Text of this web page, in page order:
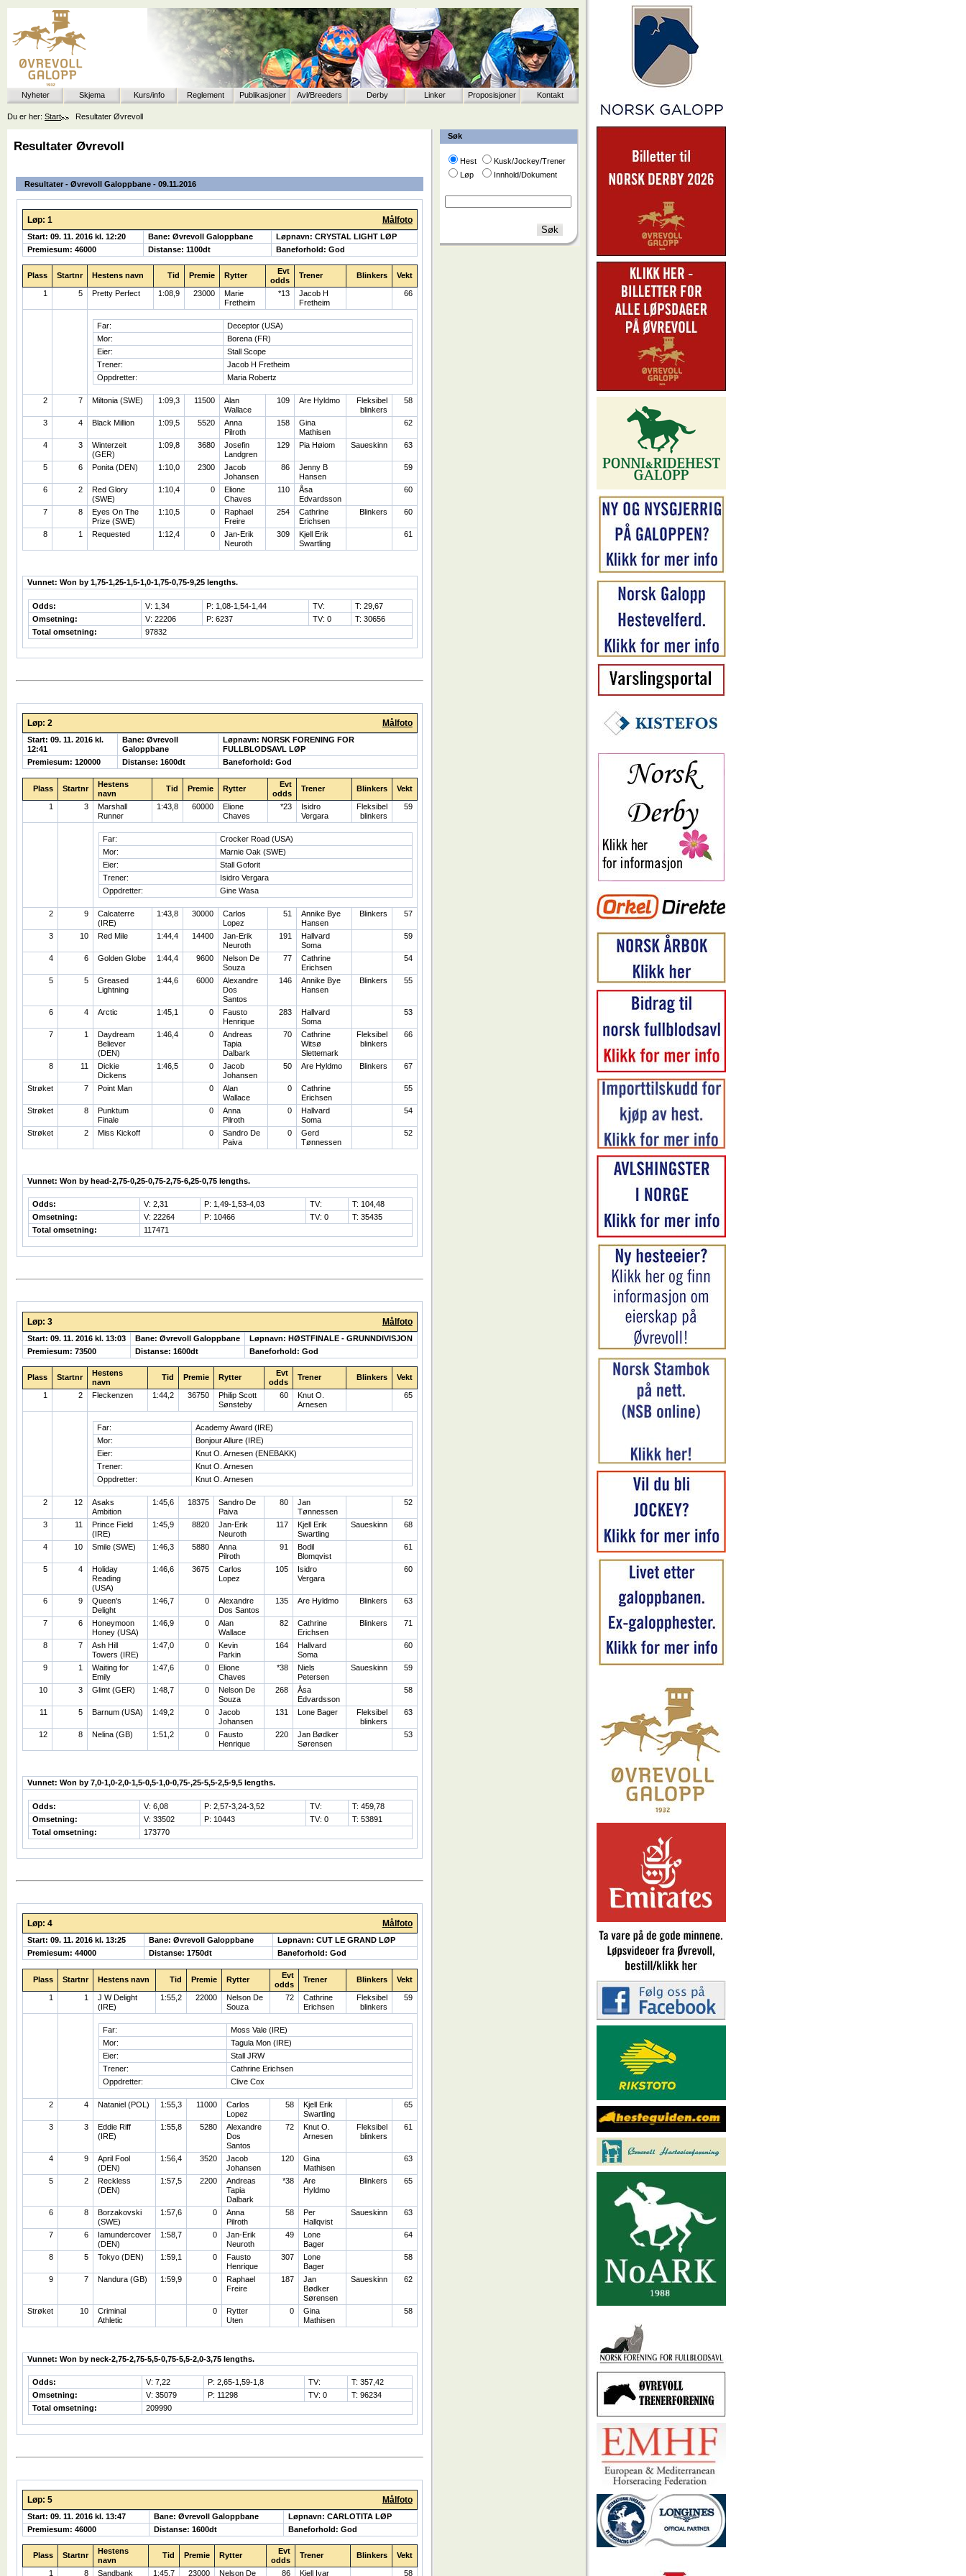
Nyheter Skjema Kurs/info Reglement Publikasjoner Avl/Breeders Derby Linker Proposisjoner Kontakt
Du er her: Start Resultater Øvrevoll
Søk
Hest
Kusk/Jockey/Trener
Løp
Innhold/Dokument
Resultater Øvrevoll
Resultater - Øvrevoll Galoppbane - 09.11.2016
Løp: 1 Målfoto
Start: 09. 11. 2016 kl. 12:20 Bane: Øvrevoll Galoppbane
Løpnavn: CRYSTAL LIGHT LØP
Premiesum: 46000
Distanse: 1100dt Baneforhold: God
Plass Startnr Hestens navn Tid Premie Rytter
Evt
odds
Trener Blinkers Vekt
1 5 Pretty Perfect 1:08,9 23000
Marie
Fretheim
*13
Jacob H
Fretheim
66
Far:
Deceptor (USA)
Mor:
Borena (FR)
Eier:
Stall Scope
Trener:
Jacob H Fretheim
Oppdretter:
Maria Robertz
2 7 Miltonia (SWE) 1:09,3 11500
Alan
Wallace
109 Are Hyldmo
Fleksibel
blinkers
58
3 4 Black Million 1:09,5 5520
Anna
Pilroth
158
Gina
Mathisen
62
4 3
Winterzeit
(GER)
1:09,8 3680
Josefin
Landgren
129 Pia Høiom Saueskinn 63
5 6 Ponita (DEN) 1:10,0 2300
Jacob
Johansen
86
Jenny B
Hansen
59
6 2
Red Glory
(SWE)
1:10,4 0
Elione
Chaves
110
Åsa
Edvardsson
60
7 8
Eyes On The
Prize (SWE)
1:10,5 0
Raphael
Freire
254
Cathrine
Erichsen
Blinkers 60
8 1 Requested 1:12,4 0
Jan-Erik
Neuroth
309
Kjell Erik
Swartling
61
Vunnet: Won by 1,75-1,25-1,5-1,0-1,75-0,75-9,25 lengths.
Odds: V: 1,34 P: 1,08-1,54-1,44 TV:
T: 29,67
Omsetning:
V: 22206 P: 6237 TV: 0
T: 30656
Total omsetning:
97832
Løp: 2 Målfoto
Start: 09. 11. 2016 kl.
12:41
Bane: Øvrevoll
Galoppbane
Løpnavn: NORSK FORENING FOR
FULLBLODSAVL LØP
Premiesum: 120000
Distanse: 1600dt Baneforhold: God
Plass Startnr
Hestens
navn
Tid Premie Rytter
Evt
odds
Trener Blinkers Vekt
1 3
Marshall
Runner
1:43,8 60000
Elione
Chaves
*23
Isidro
Vergara
Fleksibel
blinkers
59
Far:
Crocker Road (USA)
Mor:
Marnie Oak (SWE)
Eier:
Stall Goforit
Trener:
Isidro Vergara
Oppdretter:
Gine Wasa
2 9
Calcaterre
(IRE)
1:43,8 30000
Carlos
Lopez
51
Annike Bye
Hansen
Blinkers 57
3 10 Red Mile 1:44,4 14400
Jan-Erik
Neuroth
191
Hallvard
Soma
59
4 6 Golden Globe 1:44,4 9600
Nelson De
Souza
77
Cathrine
Erichsen
54
5 5
Greased
Lightning
1:44,6 6000
Alexandre
Dos
Santos
146
Annike Bye
Hansen
Blinkers 55
6 4 Arctic 1:45,1 0
Fausto
Henrique
283
Hallvard
Soma
53
7 1
Daydream
Believer
(DEN)
1:46,4 0
Andreas
Tapia
Dalbark
70
Cathrine
Witsø
Slettemark
Fleksibel
blinkers
66
8 11
Dickie
Dickens
1:46,5 0
Jacob
Johansen
50 Are Hyldmo Blinkers 67
Strøket 7 Point Man 0
Alan
Wallace
0
Cathrine
Erichsen
55
Strøket 8
Punktum
Finale
0
Anna
Pilroth
0
Hallvard
Soma
54
Strøket 2 Miss Kickoff 0
Sandro De
Paiva
0
Gerd
Tønnessen
52
Vunnet: Won by head-2,75-0,25-0,75-2,75-6,25-0,75 lengths.
Odds: V: 2,31 P: 1,49-1,53-4,03 TV:
T: 104,48
Omsetning:
V: 22264 P: 10466 TV: 0
T: 35435
Total omsetning:
117471
Løp: 3 Målfoto
Start: 09. 11. 2016 kl. 13:03 Bane: Øvrevoll Galoppbane
Løpnavn: HØSTFINALE - GRUNNDIVISJON
Premiesum: 73500
Distanse: 1600dt Baneforhold: God
Plass Startnr
Hestens
navn
Tid Premie Rytter
Evt
odds
Trener Blinkers Vekt
1 2 Fleckenzen 1:44,2 36750
Philip Scott
Sønsteby
60
Knut O.
Arnesen
65
Far:
Academy Award (IRE)
Mor:
Bonjour Allure (IRE)
Eier:
Knut O. Arnesen (ENEBAKK)
Trener:
Knut O. Arnesen
Oppdretter:
Knut O. Arnesen
2 12
Asaks
Ambition
1:45,6 18375
Sandro De
Paiva
80
Jan
Tønnessen
52
3 11
Prince Field
(IRE)
1:45,9 8820
Jan-Erik
Neuroth
117
Kjell Erik
Swartling
Saueskinn 68
4 10 Smile (SWE) 1:46,3 5880
Anna
Pilroth
91
Bodil
Blomqvist
61
5 4
Holiday
Reading
(USA)
1:46,6 3675
Carlos
Lopez
105
Isidro
Vergara
60
6 9
Queen's
Delight
1:46,7 0
Alexandre
Dos Santos
135 Are Hyldmo Blinkers 63
7 6
Honeymoon
Honey (USA)
1:46,9 0
Alan
Wallace
82
Cathrine
Erichsen
Blinkers 71
8 7
Ash Hill
Towers (IRE)
1:47,0 0
Kevin
Parkin
164
Hallvard
Soma
60
9 1
Waiting for
Emily
1:47,6 0
Elione
Chaves
*38
Niels
Petersen
Saueskinn 59
10 3 Glimt (GER) 1:48,7 0
Nelson De
Souza
268
Åsa
Edvardsson
58
11 5 Barnum (USA) 1:49,2 0
Jacob
Johansen
131 Lone Bager
Fleksibel
blinkers
63
12 8 Nelina (GB) 1:51,2 0
Fausto
Henrique
220
Jan Bødker
Sørensen
53
Vunnet: Won by 7,0-1,0-2,0-1,5-0,5-1,0-0,75-,25-5,5-2,5-9,5 lengths.
Odds: V: 6,08 P: 2,57-3,24-3,52 TV:
T: 459,78
Omsetning:
V: 33502 P: 10443 TV: 0
T: 53891
Total omsetning:
173770
Løp: 4 Målfoto
Start: 09. 11. 2016 kl. 13:25 Bane: Øvrevoll Galoppbane
Løpnavn: CUT LE GRAND LØP
Premiesum: 44000
Distanse: 1750dt Baneforhold: God
Plass Startnr Hestens navn Tid Premie Rytter
Evt
odds
Trener Blinkers Vekt
1 1
J W Delight
(IRE)
1:55,2 22000
Nelson De
Souza
72
Cathrine
Erichsen
Fleksibel
blinkers
59
Far:
Moss Vale (IRE)
Mor:
Tagula Mon (IRE)
Eier:
Stall JRW
Trener:
Cathrine Erichsen
Oppdretter:
Clive Cox
2 4 Nataniel (POL) 1:55,3 11000
Carlos
Lopez
58
Kjell Erik
Swartling
65
3 3
Eddie Riff
(IRE)
1:55,8 5280
Alexandre
Dos
Santos
72
Knut O.
Arnesen
Fleksibel
blinkers
61
4 9
April Fool
(DEN)
1:56,4 3520
Jacob
Johansen
120
Gina
Mathisen
63
5 2
Reckless
(DEN)
1:57,5 2200
Andreas
Tapia
Dalbark
*38
Are
Hyldmo
Blinkers 65
6 8
Borzakovski
(SWE)
1:57,6 0
Anna
Pilroth
58
Per
Hallqvist
Saueskinn 63
7 6
Iamundercover
(DEN)
1:58,7 0
Jan-Erik
Neuroth
49
Lone
Bager
64
8 5 Tokyo (DEN) 1:59,1 0
Fausto
Henrique
307
Lone
Bager
58
9 7 Nandura (GB) 1:59,9 0
Raphael
Freire
187
Jan
Bødker
Sørensen
Saueskinn 62
Strøket 10
Criminal
Athletic
0
Rytter
Uten
0
Gina
Mathisen
58
Vunnet: Won by neck-2,75-2,75-5,5-0,75-5,5-2,0-3,75 lengths.
Odds: V: 7,22 P: 2,65-1,59-1,8 TV:
T: 357,42
Omsetning:
V: 35079 P: 11298 TV: 0
T: 96234
Total omsetning:
209990
Løp: 5 Målfoto
Start: 09. 11. 2016 kl. 13:47 Bane: Øvrevoll Galoppbane
Løpnavn: CARLOTITA LØP
Premiesum: 46000
Distanse: 1600dt Baneforhold: God
Plass Startnr
Hestens
navn
Tid Premie Rytter
Evt
odds
Trener Blinkers Vekt
1 8 Sandbank 1:45,7 23000 Nelson De 86 Kjell Ivar 58